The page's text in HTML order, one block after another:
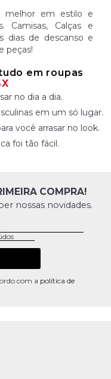
melhor em estilo e
Camisas, Calças e
dias de descanso e
peças!
em roupas
no dia a dia.
em um só lugar.
você arrasar no look.
foi tão fácil.
COMPRA!
nossas novidades.
com a política de